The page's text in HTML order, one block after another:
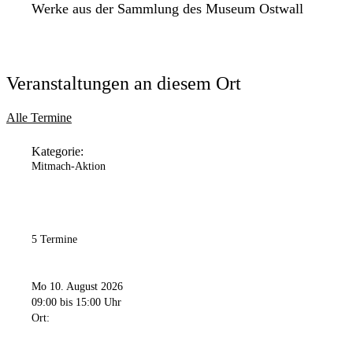
Werke aus der Sammlung des Museum Ostwall
Veranstaltungen an diesem Ort
Alle Termine
Kategorie:
Mitmach-Aktion
5 Termine
Mo 10. August 2026
09:00 bis 15:00 Uhr
Ort: